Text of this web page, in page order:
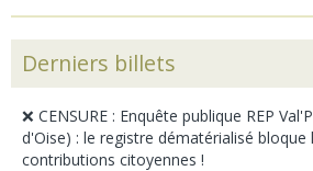
Derniers billets
❌ CENSURE : Enquête publique REP
d'Oise) : le registre dématérialisé
contributions citoyennes !